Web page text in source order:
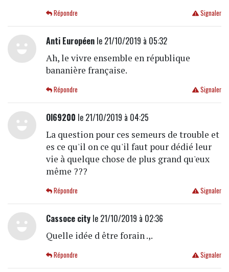
Signaler
Répondre
Anti Européenle 21/10/2019 à 05:32
Ah, le vivre ensemble en république
bananière française.
Signaler
Répondre
Ol69200 le 21/10/2019 à 04:25
La question pour ces semeurs de trouble et
es ce qu'il on ce qu'il faut pour dédié leur
vie à quelque chose de plus grand qu'eux
même ???
Signaler
Répondre
Cassoce cityle 21/10/2019 à 02:36
Quelle idée d être forain .,.
Signaler
Répondre